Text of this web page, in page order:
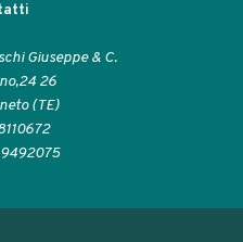
Giuseppe & C.
26
(TE)